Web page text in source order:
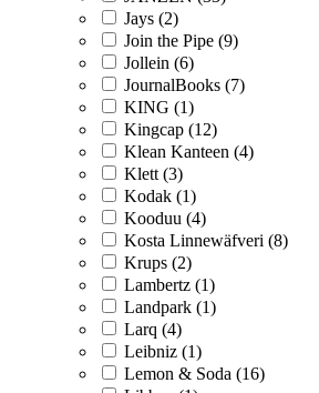
Jays (2)
Join the Pipe (9)
Jollein (6)
JournalBooks (7)
KING (1)
Kingcap (12)
Klean Kanteen (4)
Klett (3)
Kodak (1)
Kooduu (4)
Kosta Linnewäfveri (8)
Krups (2)
Lambertz (1)
Landpark (1)
Larq (4)
Leibniz (1)
Lemon & Soda (16)